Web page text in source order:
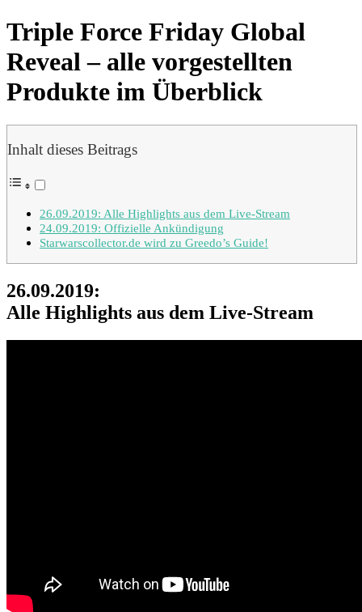
Triple Force Friday Global
Reveal – alle vorgestellten
Produkte im Überblick
Inhalt dieses Beitrags
26.09.2019: Alle Highlights aus dem Live-Stream
24.09.2019: Offizielle Ankündigung
Starwarscollector.de wird zu Greedo’s Guide!
26.09.2019:
Alle Highlights aus dem Live-Stream